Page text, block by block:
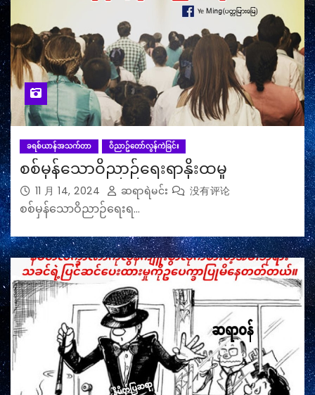
ခရစ်ယာန်အသက်တာ ဝိညာဥ်တော်လွန်ကဲခြင်း
စစ်မှန်သောဝိညာဉ်ရေးရာနိုးထမှု
11 月 14, 2024 ဆရာရဲမင်း 没有评论
စစ်မှန်သောဝိညာဉ်ရေးရ…